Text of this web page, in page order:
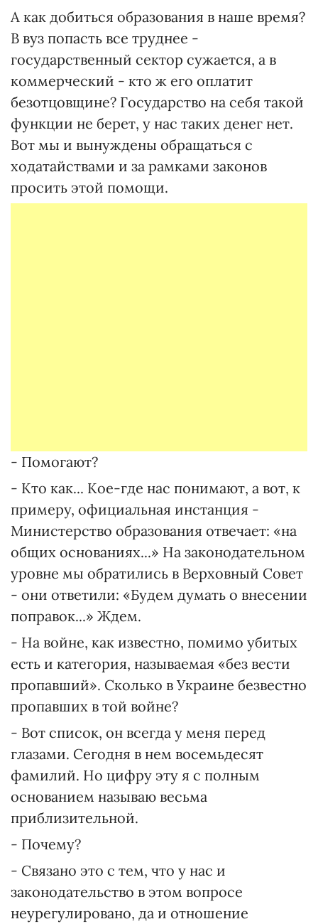
А как добиться образования в наше время?
В вуз попасть все труднее -
государственный сектор сужается, а в
коммерческий - кто ж его оплатит
безотцовщине? Государство на себя такой
функции не берет, у нас таких денег нет.
Вот мы и вынуждены обращаться с
ходатайствами и за рамками законов
просить этой помощи.
- Помогают?
- Кто как... Кое-где нас понимают, а вот, к
примеру, официальная инстанция -
Министерство образования отвечает: «на
общих основаниях...» На законодательном
уровне мы обратились в Верховный Совет
- они ответили: «Будем думать о внесении
поправок...» Ждем.
- На войне, как известно, помимо убитых
есть и категория, называемая «без вести
пропавший». Сколько в Украине безвестно
пропавших в той войне?
- Вот список, он всегда у меня перед
глазами. Сегодня в нем восемьдесят
фамилий. Но цифру эту я с полным
основанием называю весьма
приблизительной.
- Почему?
- Связано это с тем, что у нас и
законодательство в этом вопросе
неурегулировано, да и отношение